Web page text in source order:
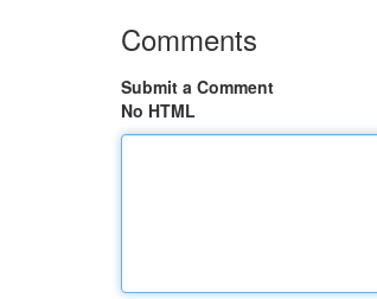
Comments
Submit a Comment
No HTML